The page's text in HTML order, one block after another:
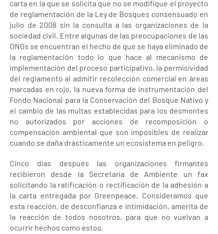
carta en la que se solicita que no se modifique el proyecto
de reglamentación de la Ley de Bosques consensuado en
julio de 2008 sin la consulta a las organizaciones de la
sociedad civil. Entre algunas de las preocupaciones de las
ONGs se encuentran el hecho de que se haya eliminado de
la reglamentación todo lo que hace al mecanismo de
implementación del proceso participativo, la permisividad
del reglamento al admitir recolección comercial en áreas
marcadas en rojo, la nueva forma de instrumentación del
Fondo Nacional para la Conservación del Bosque Nativo y
el cambio de las multas establecidas para los desmontes
no autorizados por acciones de recomposición o
compensación ambiental que son imposibles de realizar
cuando se daña drásticamente un ecosistema en peligro.
Cinco días después las organizaciones firmantes
recibieron desde la Secretaría de Ambiente un fax
solicitando la ratificación o rectificación de la adhesión a
la carta entregada por Greenpeace. Consideramos que
esta reacción, de desconfianza e intimidación, amerita de
la reacción de todos nosotros, para que no vuelvan a
ocurrir hechos como estos.